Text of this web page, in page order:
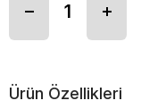
Ürün Özellikleri